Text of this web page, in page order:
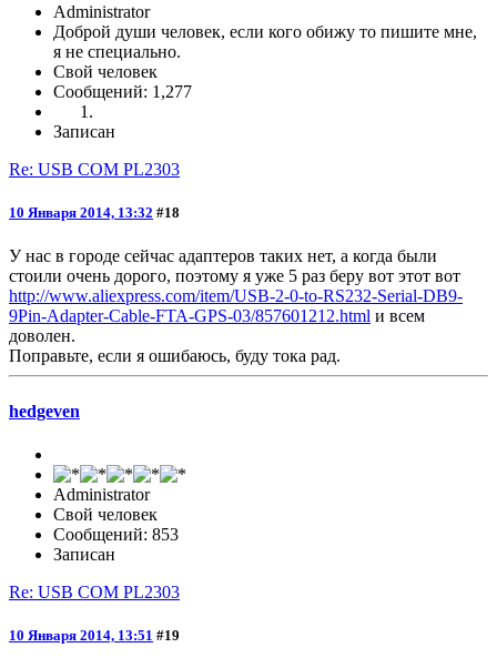
Administrator
Доброй души человек, если кого обижу то пишите мне,
я не специально.
Свой человек
Сообщений: 1,277
Записан
Re: USB COM PL2303
10 Января 2014, 13:32 #18
У нас в городе сейчас адаптеров таких нет, а когда были
стоили очень дорого, поэтому я уже 5 раз беру вот этот вот
http://www.aliexpress.com/item/USB-2-0-to-RS232-Serial-DB9-
9Pin-Adapter-Cable-FTA-GPS-03/857601212.html и всем
доволен.
Поправьте, если я ошибаюсь, буду тока рад.
hedgeven
Administrator
Свой человек
Сообщений: 853
Записан
Re: USB COM PL2303
10 Января 2014, 13:51 #19